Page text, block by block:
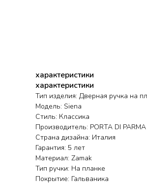
характеристики
характеристики
Тип изделия: Дверная ручка на
Модель: Siena
Стиль: Классика
Производитель: PORTA DI PARMA
Страна дизайна: Италия
Гарантия: 5 лет
Материал: Zamak
Тип ручки: На планке
Покрытие: Гальваника